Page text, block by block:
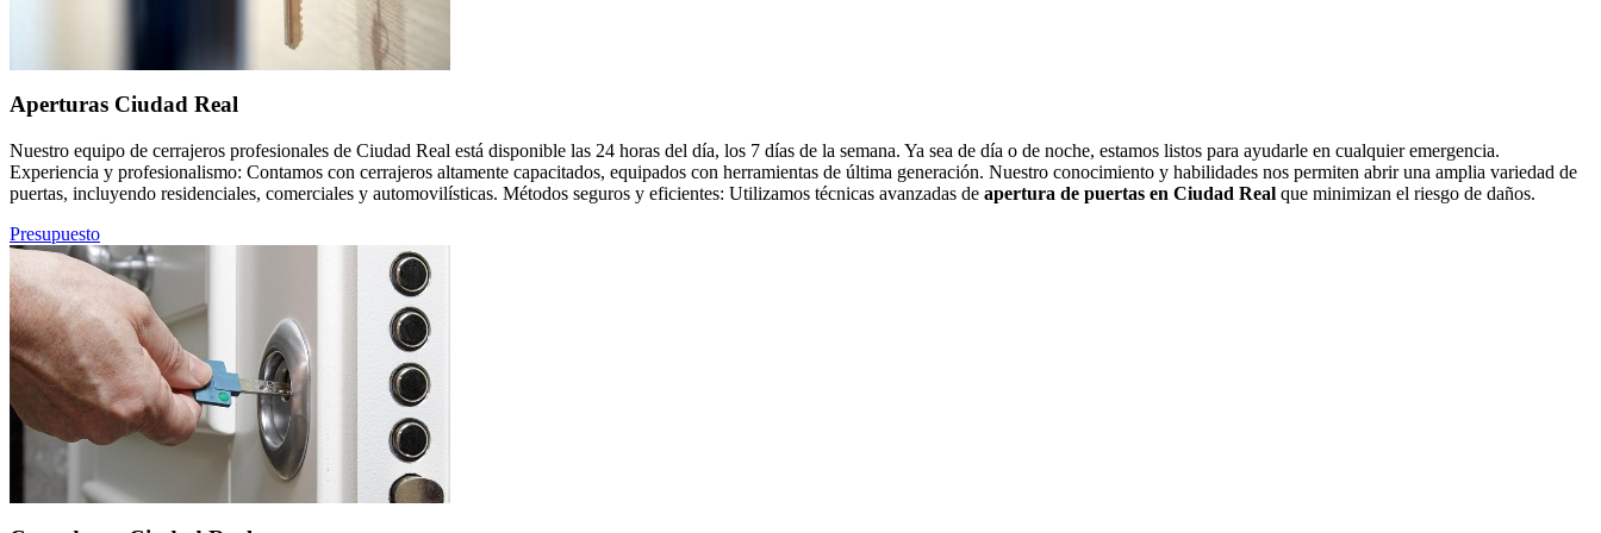
Aperturas Ciudad Real
Nuestro equipo de cerrajeros profesionales de Ciudad Real está disponible las 24 horas del día, los 7 días de la semana. Ya sea de día o de noche, estamos listos para ayudarle en cualquier emergencia.
Experiencia y profesionalismo: Contamos con cerrajeros altamente capacitados, equipados con herramientas de última generación. Nuestro conocimiento y habilidades nos permiten abrir una amplia variedad de
puertas, incluyendo residenciales, comerciales y automovilísticas. Métodos seguros y eficientes: Utilizamos técnicas avanzadas de apertura de puertas en Ciudad Real que minimizan el riesgo de daños.
Presupuesto